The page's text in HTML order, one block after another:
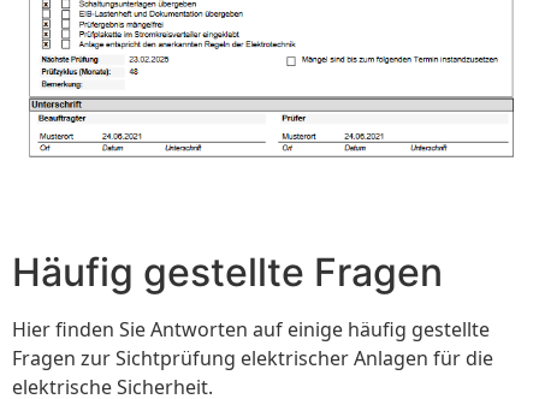
Häufig gestellte Fragen
Hier finden Sie Antworten auf einige häufig gestellte
Fragen zur Sichtprüfung elektrischer Anlagen für die
elektrische Sicherheit.